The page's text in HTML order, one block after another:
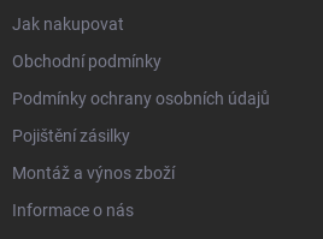
Jak nakupovat
Obchodní podmínky
Podmínky ochrany osobních údajů
Pojištění zásilky
Montáž a výnos zboží
Informace o nás